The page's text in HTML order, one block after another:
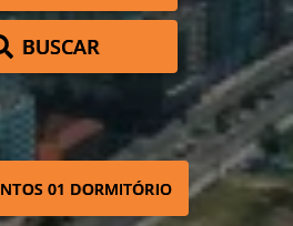
BUSCAR
01 DORMITÓRIO